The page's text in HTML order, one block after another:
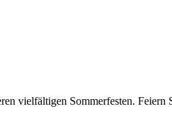
vielfältigen Sommerfesten.